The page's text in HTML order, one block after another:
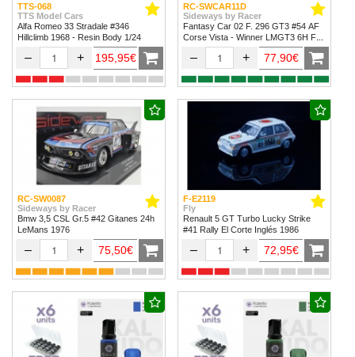
TTS-068
TTS Model Cars
Alfa Romeo 33 Stradale #346
Hillclimb 1968 - Resin Body 1/24
– + 195,95€
RC-SWCAR11D
Sideways by Racer
Fantasy Car 02 F. 296 GT3 #54 AF
Corse Vista - Winner LMGT3 6H Fuji
– + 77,90€
RC-SW0087
Sideways by Racer
Bmw 3,5 CSL Gr.5 #42 Gitanes 24h
LeMans 1976
– + 75,50€
F-E2119
Fly
Renault 5 GT Turbo Lucky Strike
#41 Rally El Corte Inglés 1986
– + 72,95€